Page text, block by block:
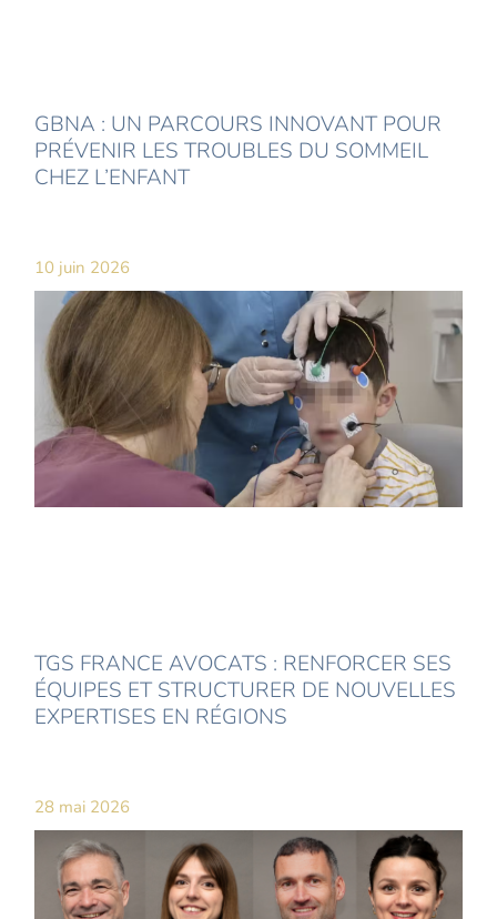
GBNA : UN PARCOURS INNOVANT POUR
PRÉVENIR LES TROUBLES DU SOMMEIL
CHEZ L’ENFANT
10 juin 2026
TGS FRANCE AVOCATS : RENFORCER SES
ÉQUIPES ET STRUCTURER DE NOUVELLES
EXPERTISES EN RÉGIONS
28 mai 2026